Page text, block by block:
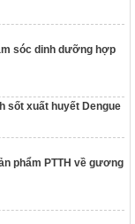
sóc dinh dưỡng hợp
sốt xuất huyết Dengue
phẩm PTTH về gương
phản bác về
19 TẠI NHÀ
Trưởng Ban
Hòa tại cuộc
ngày